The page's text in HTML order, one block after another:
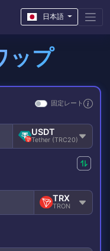
日本語
ップ
固定レート
USDT
Tether (TRC20)
TRX
TRON